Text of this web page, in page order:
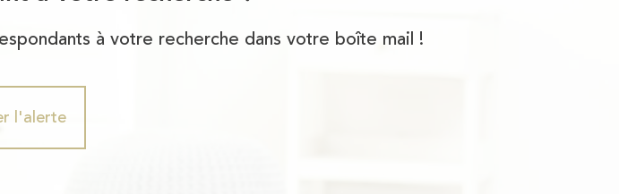
à votre recherche dans votre boîte mail !
l'alerte